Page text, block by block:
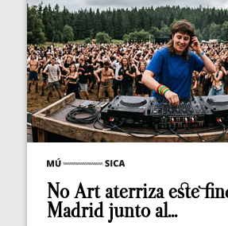
No Art aterriza este
Madrid junto al...